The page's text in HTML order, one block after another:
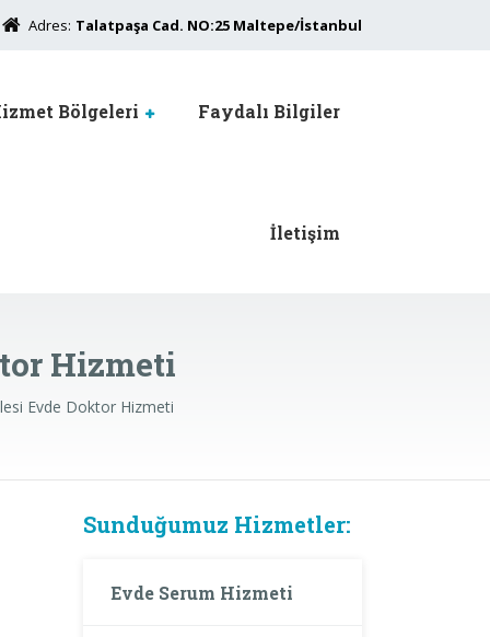
Adres: Talatpaşa Cad. NO:25 Maltepe/İstanbul
Bölgeleri Faydalı Bilgiler
İletişim
Hizmeti
Evde Doktor Hizmeti
Sunduğumuz Hizmetler:
Evde Serum Hizmeti